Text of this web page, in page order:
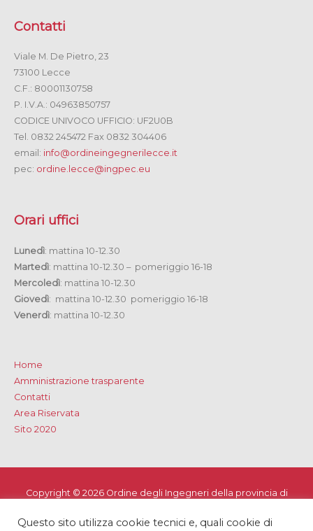
Contatti
Viale M. De Pietro, 23
73100 Lecce
C.F.: 80001130758
P. I.V.A.: 04963850757
CODICE UNIVOCO UFFICIO: UF2U0B
Tel. 0832 245472 Fax 0832 304406
email: info@ordineingegnerilecce.it
pec: ordine.lecce@ingpec.eu
Orari uffici
Lunedì: mattina 10-12.30
Martedì: mattina 10-12.30 – pomeriggio 16-18
Mercoledì: mattina 10-12.30
Giovedì: mattina 10-12.30 pomeriggio 16-18
Venerdì: mattina 10-12.30
Home
Amministrazione trasparente
Contatti
Area Riservata
Sito 2020
Copyright © 2026 Ordine degli Ingegneri della provincia di
Privacy e Cookie Policy-Note Legali -Dichiarazione di
Questo sito utilizza cookie tecnici e, quali cookie di